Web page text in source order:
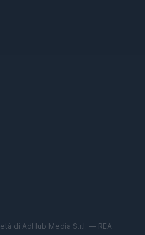
di AdHub Media S.r.l. — REA